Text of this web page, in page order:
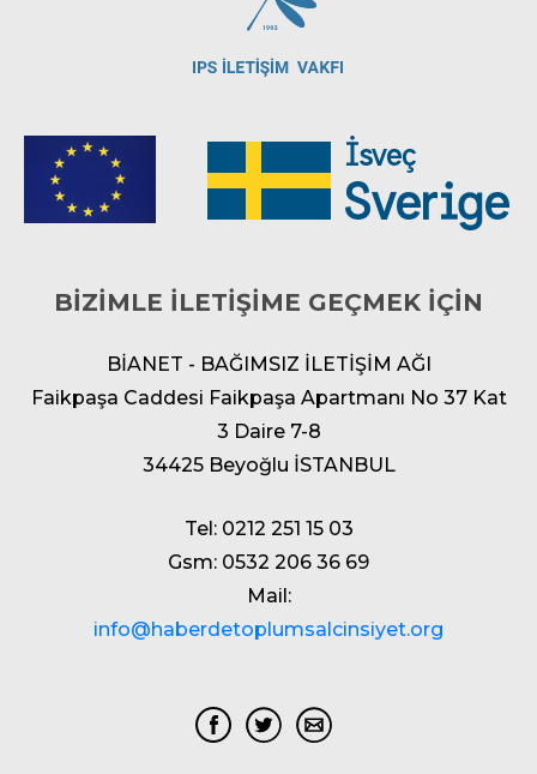
BİZİMLE İLETİŞİME GEÇMEK İÇİN
BİANET - BAĞIMSIZ İLETİŞİM AĞI
Faikpaşa Caddesi Faikpaşa Apartmanı No 37 Kat
3 Daire 7-8
34425 Beyoğlu İSTANBUL
Tel: 0212 251 15 03
Gsm: 0532 206 36 69
Mail:
info@haberdetoplumsalcinsiyet.org